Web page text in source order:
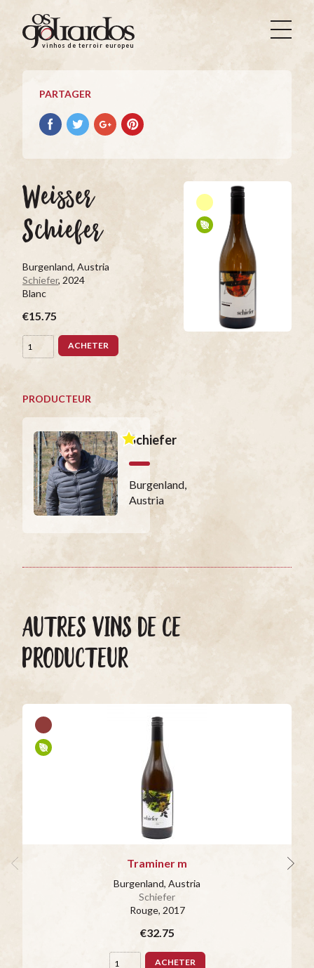
Os
Goliardos
Vinhos
Terroir
Europeus
vinhos de terroir europeus
PARTAGER
Partager
avec
Partager
avec
Partager
avec
Partager
avec
Weisser
Schiefer
Burgenland, Austria
Schiefer, 2024
Blanc
€15.75
ACHETER
PRODUCTEUR
Schiefer
Burgenland,
Austria
AUTRES VINS DE CE
PRODUCTEUR
Traminer m
Burgenland, Austria
Schiefer
Rouge, 2017
€32.75
ACHETER